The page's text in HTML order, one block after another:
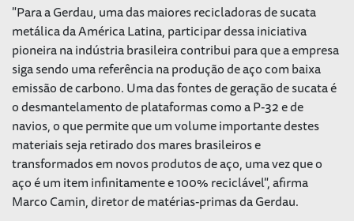
"Para a Gerdau, uma das maiores recicladoras de sucata
metálica da América Latina, participar dessa iniciativa
pioneira na indústria brasileira contribui para que a empresa
siga sendo uma referência na produção de aço com baixa
emissão de carbono. Uma das fontes de geração de sucata é
o desmantelamento de plataformas como a P-32 e de
navios, o que permite que um volume importante destes
materiais seja retirado dos mares brasileiros e
transformados em novos produtos de aço, uma vez que o
aço é um item infinitamente e 100% reciclável", afirma
Marco Camin, diretor de matérias-primas da Gerdau.